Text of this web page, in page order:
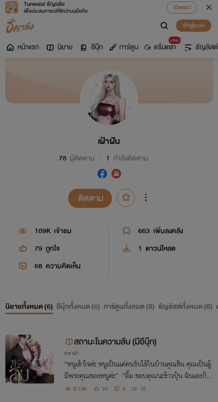
Tunwalai ธัญวลัย
เพื่อประสบการณ์ที่ดีกว่าบนมือถือ
เปิดแอป
เข้าสู่ระบบ
หน้าแรก นิยาย อีบุ๊ก การ์ตูน
มาใหม่
ดรีมแชท ธัญลิสต์
เฝ้าฝัน
78 ผู้ติดตาม 1 กำลังติดตาม
ติดตาม
109K เข้าชม 663 เพิ่มลงคลัง
79 ถูกใจ 1 ดาวน์โหลด
68 ความคิดเห็น
นิยายทั้งหมด (6) อีบุ๊กทั้งหมด (6) การ์ตูนทั้งหมด (0) ธัญลิสต์ทั้งหมด (0)
สถานะในความลับ (มีอีบุ๊ก)
ดราม่า
“หนูเข้าใจค่ะ หนูเป็นแค่คนรับใช้ในบ้านคุณชิน คุณเป็นผู้
มีพระคุณของหนูค่ะ” “อื้ม ขอบคุณนะข้าวปุ้น ฉันเองก็ยั
งไม่พร้อมจะมีใครเพราะฉันมีคนที่รักอยู่แล้ว”
8.19K 10 4 15